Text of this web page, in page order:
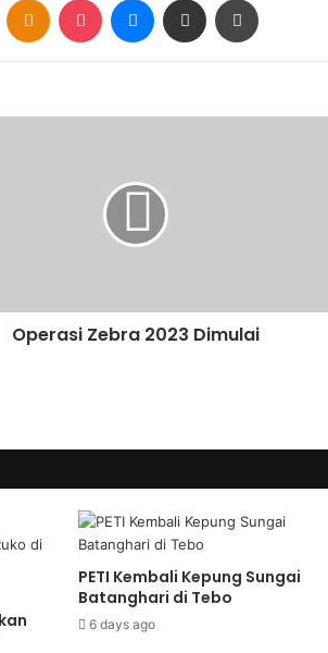
Operasi Zebra 2023 Dimulai
PETI Kembali Kepung Sungai
Batanghari di Tebo
6 days ago